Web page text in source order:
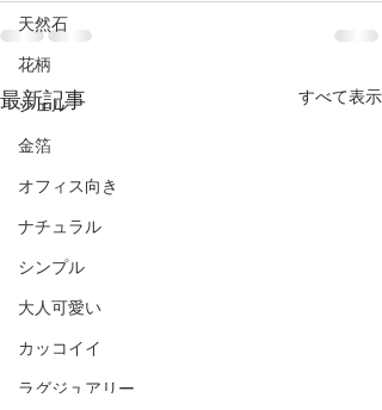
天然石
花柄
シェル
金箔
オフィス向き
ナチュラル
シンプル
大人可愛い
カッコイイ
ラグジュアリー
最新記事 すべて表示